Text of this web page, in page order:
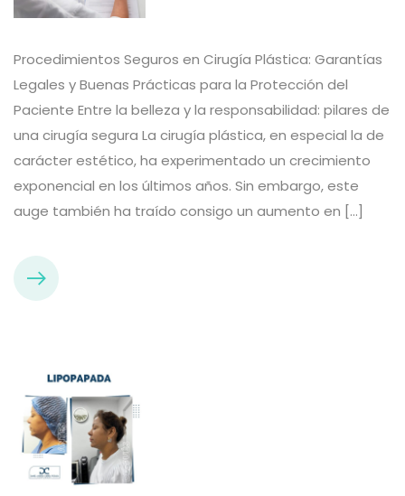
Procedimientos Seguros en Cirugía Plástica: Garantías
Legales y Buenas Prácticas para la Protección del
Paciente Entre la belleza y la responsabilidad: pilares de
una cirugía segura La cirugía plástica, en especial la de
carácter estético, ha experimentado un crecimiento
exponencial en los últimos años. Sin embargo, este
auge también ha traído consigo un aumento en […]